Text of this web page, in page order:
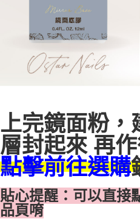
【注意事項】
１．透過由恩沛科技股份有限公司提
易，需依本服務之必要範圍內提供個
權轉讓予恩沛科技股份有限公司。
２．關於個人資料處理事宜，請瀏覽
https://aftee.tw/terms/#terms3
３．未成年的使用者請事先徵得法定
時審查核予不同之上限額度；若仍有
請求用戶進行身份認證。
５．嚴禁一人註冊多個帳號或使用他人
恩沛科技股份有限公司將有權停止該
每筆NT$100，滿NT$2,500(含以
郵局郵寄
每筆NT$100，滿NT$2,500(含以
上完鏡面粉，
層封起來 再
點擊前往選購
貼心提醒：可以直接
品頁唷